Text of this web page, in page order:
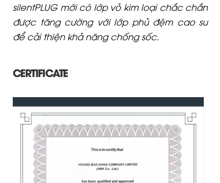
silentPLUG mới có lớp vỏ kim loại chắc chắn
được tăng cường với lớp phủ đệm cao su
để cải thiện khả năng chống sốc.
CERTIFICATE